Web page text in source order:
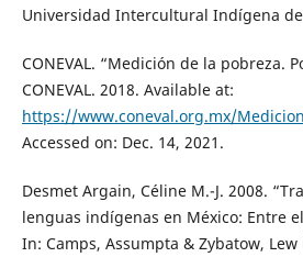
Universidad Intercultural Indígena
CONEVAL. “Medición de la pobreza.
CONEVAL. 2018. Available at:
https://www.coneval.org.mx/
Accessed on: Dec. 14, 2021.
Desmet Argain, Céline M.-J. 2008.
lenguas indígenas en México: Entre
In: Camps, Assumpta & Zybatow,